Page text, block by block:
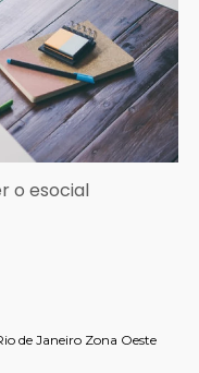
o esocial
de Janeiro Zona Oeste